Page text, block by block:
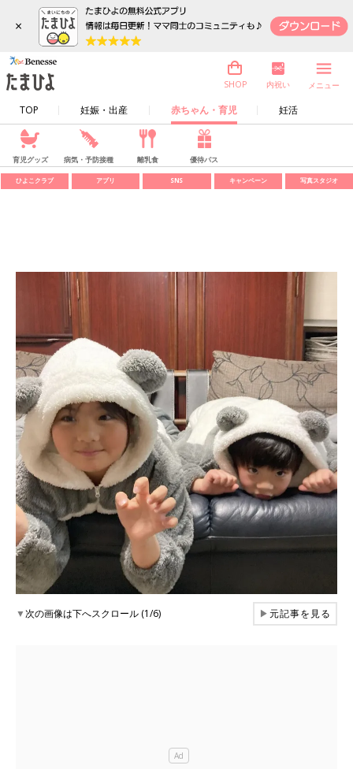
×
TOP 妊娠・出産 赤ちゃん・育児 妊活
SHOP 内祝い メニュー
育児グッズ 病気・予防接種 離乳食 優待パス
ひよこクラブ アプリ SNS キャンペーン 写真スタジオ
▼次の画像は下へスクロール (1/6) ▶元記事を見る